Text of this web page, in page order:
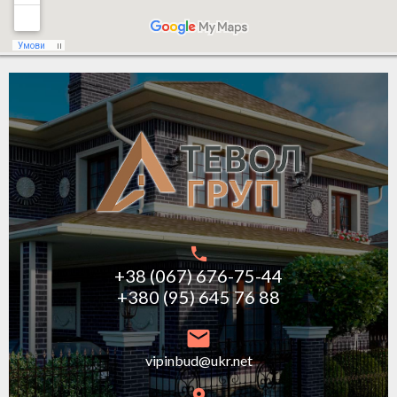
+38 (067) 676-75-44
+380 (95) 645 76 88
vipinbud@ukr.net